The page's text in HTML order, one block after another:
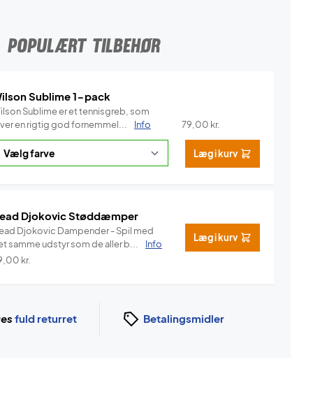
POPULÆRT TILBEHØR
Sublime 1-pack
Sublime er et tennisgreb, som
en rigtig god fornemmel...
Info 79,00 kr.
Læg i kurv
Djokovic Støddæmper
Djokovic Dampender - Spil med
samme udstyr som de aller b...
Info
kr.
Læg i kurv
fuld returret Betalingsmidler